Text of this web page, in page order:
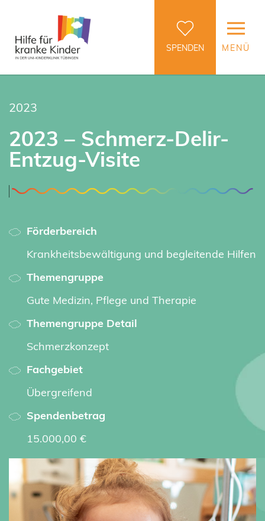
SPENDEN MENÜ
2023
2023 – Schmerz-Delir-
Entzug-Visite
Förderbereich
Krankheitsbewältigung und begleitende Hilfen
Themengruppe
Gute Medizin, Pflege und Therapie
Themengruppe Detail
Schmerzkonzept
Fachgebiet
Übergreifend
Spendenbetrag
15.000,00 €